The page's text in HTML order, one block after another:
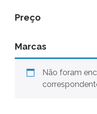
Preço
Marcas
Não foram